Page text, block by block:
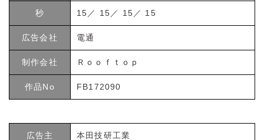
秒 15／ 15／ 15／ 15
広告会社 電通
制作会社 Ｒｏｏｆｔｏｐ
作品No FB172090
広告主 本田技研工業